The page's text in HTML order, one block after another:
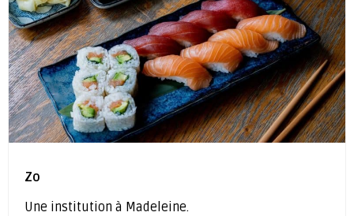
Zo
Une institution à Madeleine.